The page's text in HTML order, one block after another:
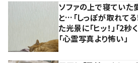
ソファの上で寝ていた
と…「しっぽが取れてる
た光景に「ヒッ！」「2
「心霊写真より怖い」